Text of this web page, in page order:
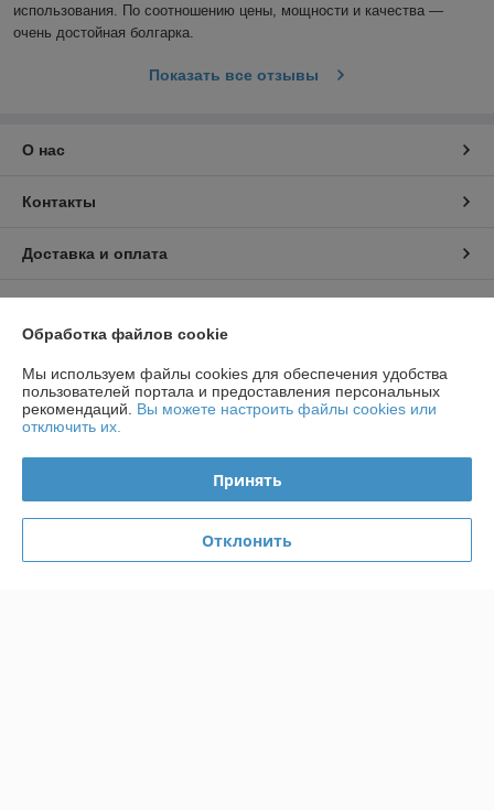
использования. По соотношению цены, мощности и качества —
очень достойная болгарка.
Показать все отзывы
О нас
Контакты
Доставка и оплата
Политика обработки cookies
Сайт создан на платформе Deal.by
Обработка файлов cookie
Мы используем файлы cookies для обеспечения удобства
пользователей портала и предоставления персональных
рекомендаций. Вы можете настроить файлы cookies или
отключить их.
Принять
Отклонить